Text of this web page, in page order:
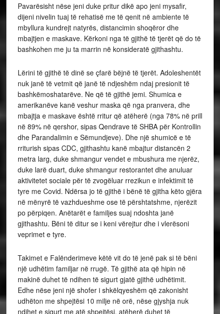
Pavarësisht nëse jeni duke pritur dikë apo jeni mysafir,
dijeni nivelin tuaj të rehatisë me të qenit në ambiente të
mbyllura kundrejt natyrës, distancimin shoqëror dhe
mbajtjen e maskave. Kërkoni nga të gjithë të tjerët që do të
bashkohen me ju ta marrin në konsideratë gjithashtu.
Lërini të gjithë të dinë se çfarë bëjnë të tjerët. Adoleshentët
nuk janë të vetmit që janë të ndjeshëm ndaj presionit të
bashkëmoshatarëve. Ne që të gjithë jemi. Shumica e
amerikanëve kanë veshur maska ​​që nga pranvera, dhe
mbajtja e maskave është rritur që atëherë (nga 78% në prill
në 89% në qershor, sipas Qendrave të SHBA për Kontrollin
dhe Parandalimin e Sëmundjeve). Dhe një shumicë e të
rriturish sipas CDC, gjithashtu kanë mbajtur distancën 2
metra larg, duke shmangur vendet e mbushura me njerëz,
duke larë duart, duke shmangur restorantet dhe anuluar
aktivitetet sociale për të zvogëluar rrezikun e infektimit të
tyre me Covid. Ndërsa jo të gjithë i bënë të gjitha këto gjëra
në mënyrë të vazhdueshme ose të përshtatshme, njerëzit
po përpiqen. Anëtarët e familjes suaj ndoshta janë
gjithashtu. Bëni të ditur se i keni vërejtur dhe i vlerësoni
veprimet e tyre.
Takimet e Falënderimeve këtë vit do të jenë pak si të bëni
një udhëtim familjar në rrugë. Të gjithë ata që hipin në
makinë duhet të ndihen të sigurt gjatë gjithë udhëtimit.
Edhe nëse jeni një shofer i shkëlqyeshëm që zakonisht
udhëton me shpejtësi 10 milje në orë, nëse gjyshja nuk
ndihet e sigurt me atë shpejtësi, atëherë duhet të